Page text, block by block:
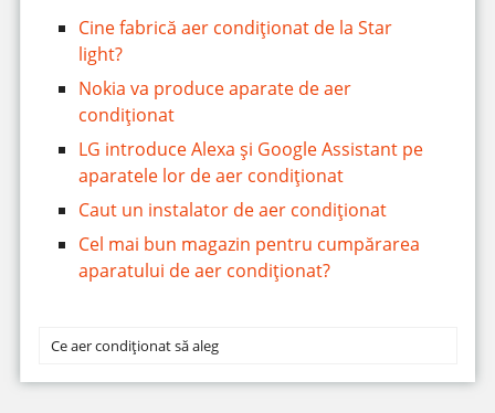
Cine fabrică aer condiționat de la Star
light?
Nokia va produce aparate de aer
condiționat
LG introduce Alexa și Google Assistant pe
aparatele lor de aer condiționat
Caut un instalator de aer condiționat
Cel mai bun magazin pentru cumpărarea
aparatului de aer condiționat?
Ce aer condiționat să aleg